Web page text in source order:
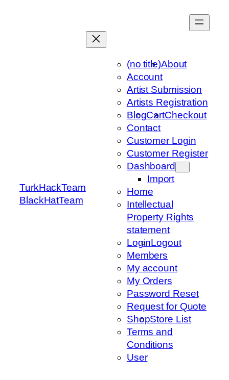
TurkHackTeam
BlackHatTeam
(no title)About
Account
Artist Submission
Artists Registration
BlogCartCheckout
Contact
Customer Login
Customer Register
Dashboard
Import
Home
Intellectual
Property Rights
statement
LoginLogout
Members
My account
My Orders
Password Reset
Request for Quote
ShopStore List
Terms and
Conditions
User